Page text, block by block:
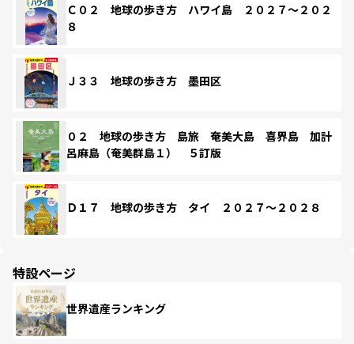
Ｃ０２ 地球の歩き方 ハワイ島 ２０２７～２０２
８
Ｊ３３ 地球の歩き方 墨田区
０２ 地球の歩き方 島旅 奄美大島 喜界島 加計
呂麻島（奄美群島１） ５訂版
Ｄ１７ 地球の歩き方 タイ ２０２７～２０２８
特設ページ
世界遺産ランキング